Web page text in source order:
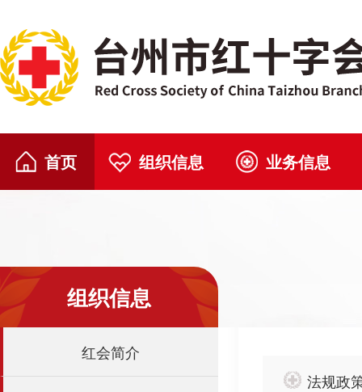
首页 组织信息 业务信息
组织信息
红会简介
法规政